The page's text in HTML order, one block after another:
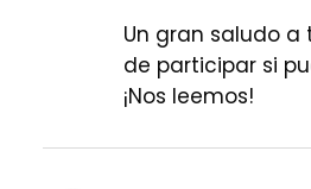
Un gran saludo a
de participar si
¡Nos leemos!